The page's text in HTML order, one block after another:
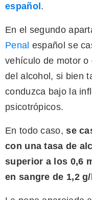
español.
En el segundo
Penal español se
vehículo de motor o
del alcohol, si bien
conduzca bajo la
psicotrópicos.
En todo caso,se
con una tasa de
superior a los 0,6
en sangre de 1,2